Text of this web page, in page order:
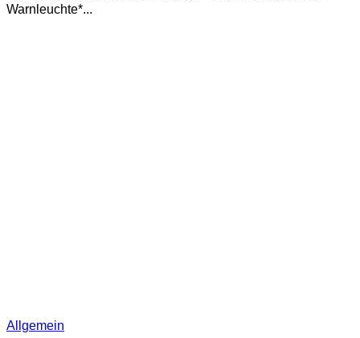
Warnleuchte*...
Allgemein